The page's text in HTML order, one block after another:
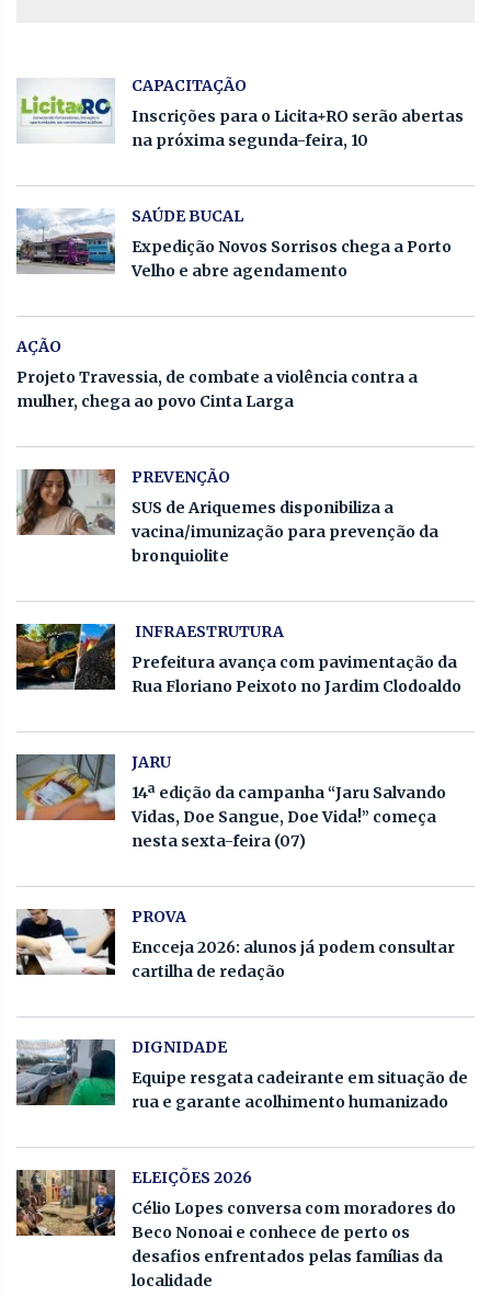
CAPACITAÇÃO
Inscrições para o Licita+RO serão abertas
na próxima segunda-feira, 10
SAÚDE BUCAL
Expedição Novos Sorrisos chega a Porto
Velho e abre agendamento
AÇÃO
Projeto Travessia, de combate a violência contra a
mulher, chega ao povo Cinta Larga
PREVENÇÃO
SUS de Ariquemes disponibiliza a
vacina/imunização para prevenção da
bronquiolite
INFRAESTRUTURA
Prefeitura avança com pavimentação da
Rua Floriano Peixoto no Jardim Clodoaldo
JARU
14ª edição da campanha “Jaru Salvando
Vidas, Doe Sangue, Doe Vida!” começa
nesta sexta-feira (07)
PROVA
Encceja 2026: alunos já podem consultar
cartilha de redação
DIGNIDADE
Equipe resgata cadeirante em situação de
rua e garante acolhimento humanizado
ELEIÇÕES 2026
Célio Lopes conversa com moradores do
Beco Nonoai e conhece de perto os
desafios enfrentados pelas famílias da
localidade